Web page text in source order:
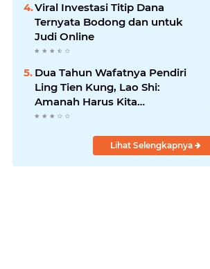
Viral Investasi Titip Dana
Ternyata Bodong dan untuk
Judi Online
Dua Tahun Wafatnya Pendiri
Ling Tien Kung, Lao Shi:
Amanah Harus Kita
Laksanakan!
Lihat Selengkapnya